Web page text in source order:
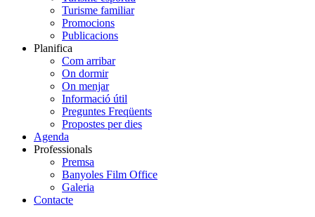
Turisme familiar
Promocions
Publicacions
Planifica
Com arribar
On dormir
On menjar
Informació útil
Preguntes Freqüents
Propostes per dies
Agenda
Professionals
Premsa
Banyoles Film Office
Galeria
Contacte